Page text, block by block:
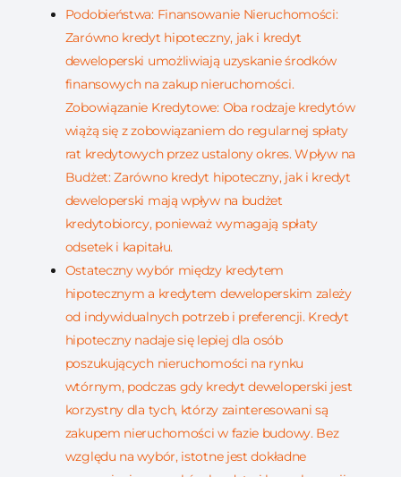
Podobieństwa: Finansowanie Nieruchomości:
Zarówno kredyt hipoteczny, jak i kredyt
deweloperski umożliwiają uzyskanie środków
finansowych na zakup nieruchomości.
Zobowiązanie Kredytowe: Oba rodzaje kredytów
wiążą się z zobowiązaniem do regularnej spłaty
rat kredytowych przez ustalony okres. Wpływ na
Budżet: Zarówno kredyt hipoteczny, jak i kredyt
deweloperski mają wpływ na budżet
kredytobiorcy, ponieważ wymagają spłaty
odsetek i kapitału.
Ostateczny wybór między kredytem
hipotecznym a kredytem deweloperskim zależy
od indywidualnych potrzeb i preferencji. Kredyt
hipoteczny nadaje się lepiej dla osób
poszukujących nieruchomości na rynku
wtórnym, podczas gdy kredyt deweloperski jest
korzystny dla tych, którzy zainteresowani są
zakupem nieruchomości w fazie budowy. Bez
względu na wybór, istotne jest dokładne